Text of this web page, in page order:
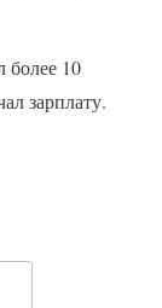
более 10
зарплату.